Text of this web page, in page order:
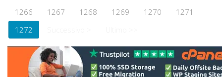
1266
1267 1268 1269 1270
1271
1272